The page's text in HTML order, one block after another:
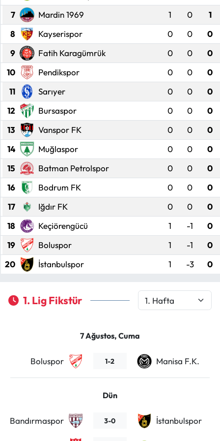
7
Mardin 1969 1 0
1
8
Kayserispor 0 0
0
9
Fatih Karagümrük 0 0
0
10
Pendikspor 0 0
0
11
Sarıyer 0 0
0
12
Bursaspor 0 0
0
13
Vanspor FK 0 0
0
14
Muğlaspor 0 0
0
15
Batman Petrolspor 0 0
0
16
Bodrum FK 0 0
0
17
Iğdır FK 0 0
0
18
Keçiörengücü 1 -1
0
19
Boluspor 1 -1
0
20
İstanbulspor 1 -3 0
1. Lig Fikstür
7 Ağustos, Cuma
Boluspor 1-2 Manisa F.K.
Dün
Bandırmaspor 3-0 İstanbulspor
Eğitim
Ekonomi
Güncel
İskilip Haberleri
Kargı Haberleri
Kimdir?
Kültür Sanat
Laçin Haberleri
Magazin
Mecitözü Haberleri
Oğuzlar Haberleri
Resmi İlan
Sağlık